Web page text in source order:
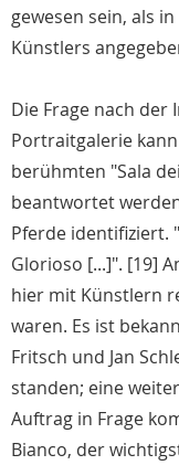
gewesen sein, als
Künstlers
Die Frage nach
Portraitgalerie
berühmten "Sala
beantwortet
Pferde identifiziert.
Glorioso [...]". [19]
hier mit Künstlern
waren. Es ist
Fritsch und Jan
standen; eine
Auftrag in Frage
Bianco, der